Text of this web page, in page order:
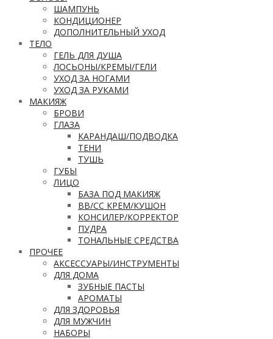
ШАМПУНЬ
КОНДИЦИОНЕР
ДОПОЛНИТЕЛЬНЫЙ УХОД
ТЕЛО
ГЕЛЬ ДЛЯ ДУША
ЛОСЬОНЫ/КРЕМЫ/ГЕЛИ
УХОД ЗА НОГАМИ
УХОД ЗА РУКАМИ
МАКИЯЖ
БРОВИ
ГЛАЗА
КАРАНДАШ/ПОДВОДКА
ТЕНИ
ТУШЬ
ГУБЫ
ЛИЦО
БАЗА ПОД МАКИЯЖ
ВВ/CC КРЕМ/КУШОН
КОНСИЛЕР/КОРРЕКТОР
ПУДРА
ТОНАЛЬНЫЕ СРЕДСТВА
ПРОЧЕЕ
АКСЕССУАРЫ/ИНСТРУМЕНТЫ
ДЛЯ ДОМА
ЗУБНЫЕ ПАСТЫ
АРОМАТЫ
ДЛЯ ЗДОРОВЬЯ
ДЛЯ МУЖЧИН
НАБОРЫ